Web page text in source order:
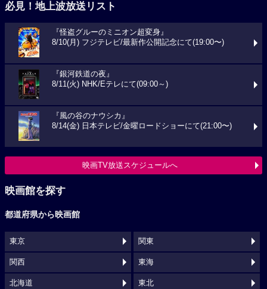
必見！地上波放送リスト
『怪盗グルーのミニオン超変身』
8/10(月) フジテレビ/最新作公開記念にて(19:00〜)
『銀河鉄道の夜』
8/11(火) NHK/Eテレにて(09:00～)
『風の谷のナウシカ』
8/14(金) 日本テレビ/金曜ロードショーにて(21:00〜)
映画TV放送スケジュールへ
映画館を探す
都道府県から映画館
東京 関東
関西 東海
北海道 東北